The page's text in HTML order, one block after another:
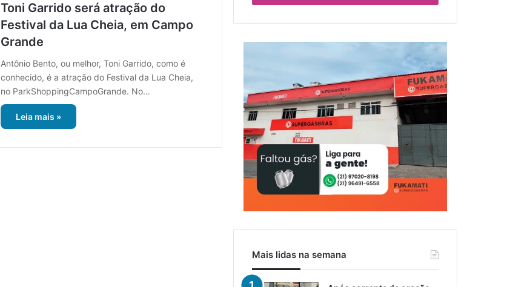
Toni Garrido será atração do
Festival da Lua Cheia, em Campo
Grande
Antônio Bento, ou melhor, Toni Garrido, como é
conhecido, é a atração do Festival da Lua Cheia,
no ParkShoppingCampoGrande. No…
Leia mais »
Mais lidas na semana